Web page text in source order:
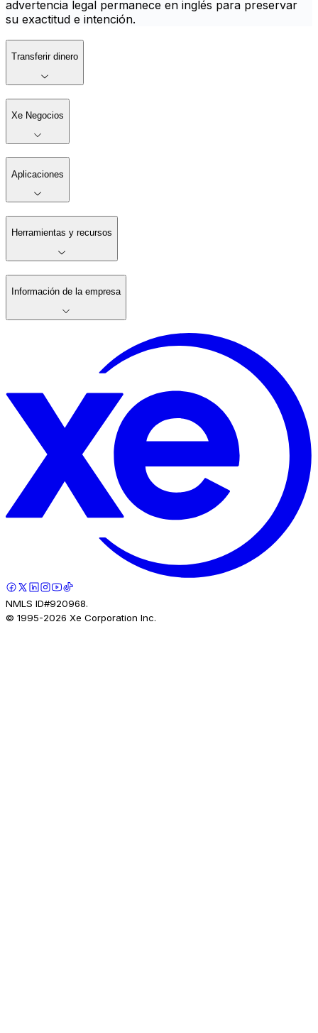
advertencia legal permanece en inglés para preservar
su exactitud e intención.
Transferir dinero
Xe Negocios
Aplicaciones
Herramientas y recursos
Información de la empresa
NMLS ID#920968.
© 1995-2026 Xe Corporation Inc.